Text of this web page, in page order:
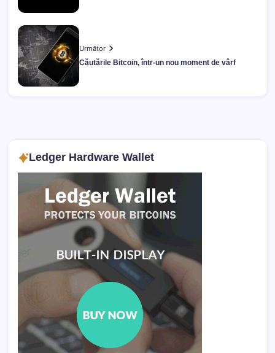
Următor
Căutările Bitcoin, într-un nou moment de vârf
Ledger Hardware Wallet